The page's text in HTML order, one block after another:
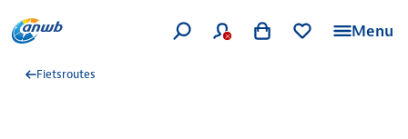
Menu
Fietsroutes